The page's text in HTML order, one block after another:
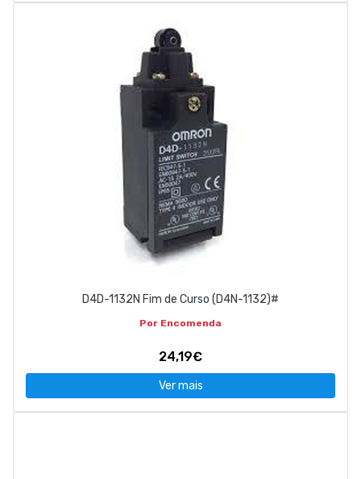
D4D-1132N Fim de Curso (D4N-1132)#
Por Encomenda
24,19€
Ver mais